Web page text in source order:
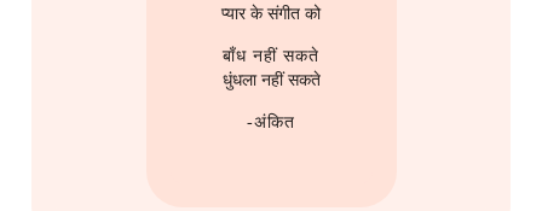
प्यार के संगीत को
बाँध नहीं सकते
धुंधला नहीं सकते
-अंकित